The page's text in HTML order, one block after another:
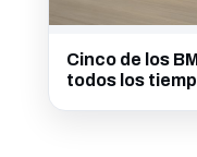
Cinco de los
todos los